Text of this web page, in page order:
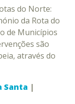
do Norte:
da Rota do
de Municípios
são
através do
Santa |